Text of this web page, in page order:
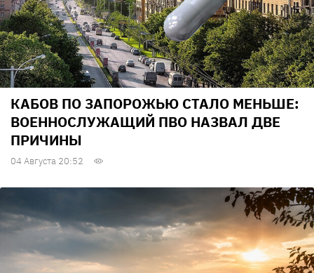
КАБОВ ПО ЗАПОРОЖЬЮ СТАЛО МЕНЬШЕ:
ВОЕННОСЛУЖАЩИЙ ПВО НАЗВАЛ ДВЕ
ПРИЧИНЫ
04 Августа 20:52